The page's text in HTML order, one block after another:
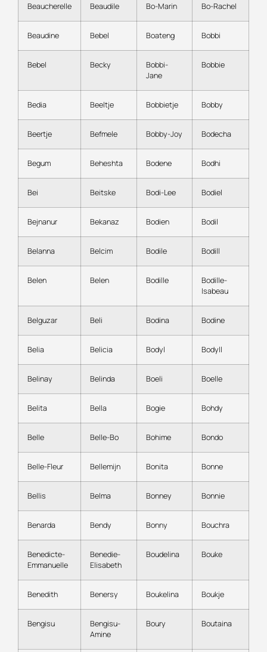
Beaucherelle Beaudile Bo-Marin Bo-Rachel
Beaudine Bebel Boateng Bobbi
Bebel Becky
Bobbi-
Jane
Bobbie
Bedia Beeltje Bobbietje Bobby
Beertje Befmele Bobby-Joy Bodecha
Begum Beheshta Bodene Bodhi
Bei Beitske Bodi-Lee Bodiel
Bejnanur Bekanaz Bodien Bodil
Belanna Belcim Bodile Bodill
Belen Belen Bodille
Bodille-
Isabeau
Belguzar Beli Bodina Bodine
Belia Belicia Bodyl Bodyll
Belinay Belinda Boeli Boelle
Belita Bella Bogie Bohdy
Belle Belle-Bo Bohime Bondo
Belle-Fleur Bellemijn Bonita Bonne
Bellis Belma Bonney Bonnie
Benarda Bendy Bonny Bouchra
Benedicte-
Emmanuelle
Benedie-
Elisabeth
Boudelina Bouke
Benedith Benersy Boukelina Boukje
Bengisu
Bengisu-
Amine
Boury Boutaina